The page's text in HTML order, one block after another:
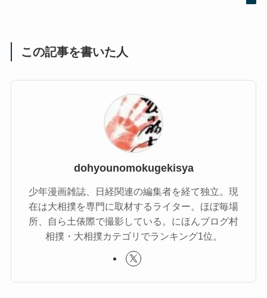
この記事を書いた人
dohyounomokugekisya
少年漫画雑誌、日経関連の編集者を経て独立。現
在は大相撲を専門に取材するライター。ほぼ毎場
所、自ら土俵際で撮影している。にほんブログ村
相撲・大相撲カテゴリでランキング1位。